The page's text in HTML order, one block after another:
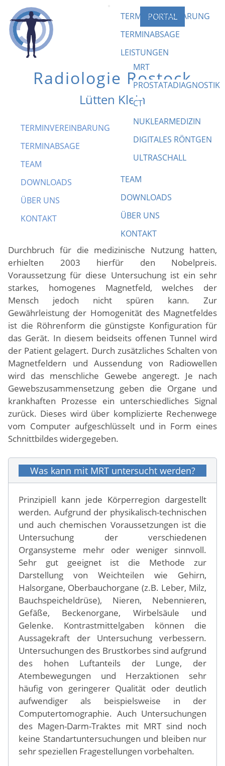
Radiologie Rostock
Lütten Klein
TERMINVEREINBARUNG
TERMINABSAGE
TEAM
DOWNLOADS
ÜBER UNS
KONTAKT
TERMINVEREINBARUNG
TERMINABSAGE
LEISTUNGEN
MRT
PROSTATADIAGNOSTIK
CT
NUKLEARMEDIZIN
DIGITALES RÖNTGEN
ULTRASCHALL
TEAM
DOWNLOADS
ÜBER UNS
KONTAKT
PORTAL
Magnetresonanztomographie(MRT)
Was ist MRT und wie funktioniert es?
In den 1970-iger Jahren wurden die
wissenschaftlichen Grundlagen für die MRT gelegt.
Zwei Wissenschaftler, die entscheidenden Anteil am
Durchbruch für die medizinische Nutzung hatten,
erhielten 2003 hierfür den Nobelpreis.
Voraussetzung für diese Untersuchung ist ein sehr
starkes, homogenes Magnetfeld, welches der
Mensch jedoch nicht spüren kann. Zur
Gewährleistung der Homogenität des Magnetfeldes
ist die Röhrenform die günstigste Konfiguration für
das Gerät. In diesem beidseits offenen Tunnel wird
der Patient gelagert. Durch zusätzliches Schalten von
Magnetfeldern und Aussendung von Radiowellen
wird das menschliche Gewebe angeregt. Je nach
Gewebszusammensetzung geben die Organe und
krankhaften Prozesse ein unterschiedliches Signal
zurück. Dieses wird über komplizierte Rechenwege
vom Computer aufgeschlüsselt und in Form eines
Schnittbildes widergegeben.
Was kann mit MRT untersucht werden?
Prinzipiell kann jede Körperregion dargestellt
werden. Aufgrund der physikalisch-technischen
und auch chemischen Voraussetzungen ist die
Untersuchung der verschiedenen
Organsysteme mehr oder weniger sinnvoll.
Sehr gut geeignet ist die Methode zur
Darstellung von Weichteilen wie Gehirn,
Halsorgane, Oberbauchorgane (z.B. Leber, Milz,
Bauchspeicheldrüse), Nieren, Nebennieren,
Gefäße, Beckenorgane, Wirbelsäule und
Gelenke. Kontrastmittelgaben können die
Aussagekraft der Untersuchung verbessern.
Untersuchungen des Brustkorbes sind aufgrund
des hohen Luftanteils der Lunge, der
Atembewegungen und Herzaktionen sehr
häufig von geringerer Qualität oder deutlich
aufwendiger als beispielsweise in der
Computertomographie. Auch Untersuchungen
des Magen-Darm-Traktes mit MRT sind noch
keine Standartuntersuchungen und bleiben nur
sehr speziellen Fragestellungen vorbehalten.